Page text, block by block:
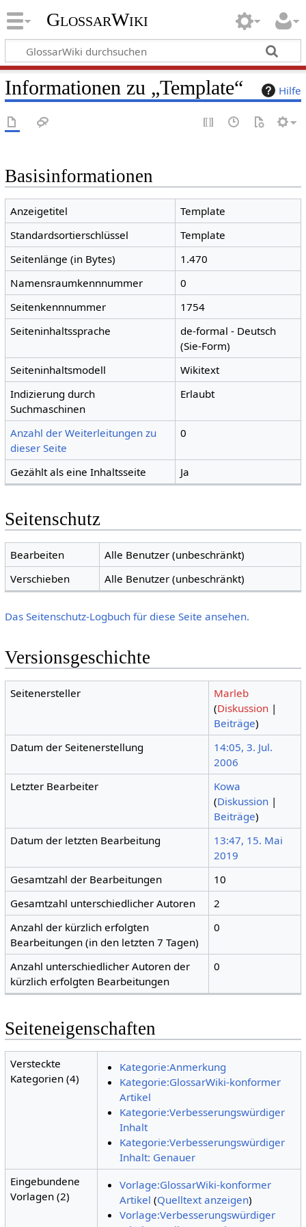
GlossarWiki
Hilfe
Informationen zu „Template“
Basisinformationen
Anzeigetitel
Template
Standardsortierschlüssel
Template
Seitenlänge (in Bytes)
1.470
Namensraumkennnummer
0
Seitenkennnummer
1754
Seiteninhaltssprache
de-formal - Deutsch
(Sie-Form)
Seiteninhaltsmodell
Wikitext
Indizierung durch
Suchmaschinen
Erlaubt
Anzahl der Weiterleitungen zu
dieser Seite
0
Gezählt als eine Inhaltsseite Ja
Seitenschutz
Bearbeiten
Alle Benutzer (unbeschränkt)
Verschieben
Alle Benutzer (unbeschränkt)
Das Seitenschutz-Logbuch für diese Seite ansehen.
Versionsgeschichte
Seitenersteller
Marleb
(Diskussion |
Beiträge)
Datum der Seitenerstellung
14:05, 3. Jul.
2006
Letzter Bearbeiter
Kowa
(Diskussion |
Beiträge)
Datum der letzten Bearbeitung
13:47, 15. Mai
2019
Gesamtzahl der Bearbeitungen
10
Gesamtzahl unterschiedlicher Autoren
2
Anzahl der kürzlich erfolgten
Bearbeitungen (in den letzten 7 Tagen)
0
Anzahl unterschiedlicher Autoren der
kürzlich erfolgten Bearbeitungen
0
Seiteneigenschaften
Versteckte
Kategorien (4)
Kategorie:Anmerkung
Kategorie:GlossarWiki-konformer
Artikel
Kategorie:Verbesserungswürdiger
Inhalt
Kategorie:Verbesserungswürdiger
Inhalt: Genauer
Eingebundene
Vorlagen (2)
Vorlage:GlossarWiki-konformer
Artikel (Quelltext anzeigen)
Vorlage:Verbesserungswürdiger